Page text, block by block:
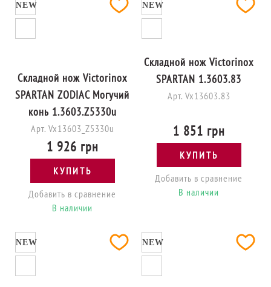
NEW
Складной нож Victorinox
SPARTAN ZODIAC Могучий
конь 1.3603.Z5330u
Арт. Vx13603_Z5330u
1 926 грн
КУПИТЬ
Добавить в сравнение
В наличии
NEW
Складной нож Victorinox
SPARTAN 1.3603.83
Арт. Vx13603.83
1 851 грн
КУПИТЬ
Добавить в сравнение
В наличии
NEW NEW